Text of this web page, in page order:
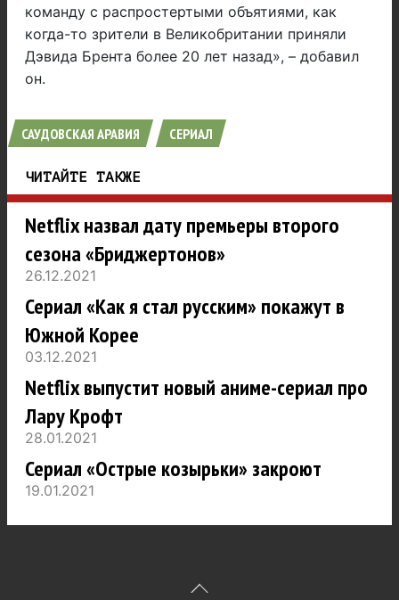
команду с распростертыми объятиями, как
когда-то зрители в Великобритании приняли
Дэвида Брента более 20 лет назад», – добавил
он.
САУДОВСКАЯ АРАВИЯ СЕРИАЛ
ЧИТАЙТЕ ТАКЖЕ
Netflix назвал дату премьеры второго
сезона «Бриджертонов»
26.12.2021
Сериал «Как я стал русским» покажут в
Южной Корее
03.12.2021
Netflix выпустит новый аниме-сериал про
Лару Крофт
28.01.2021
Сериал «Острые козырьки» закроют
19.01.2021